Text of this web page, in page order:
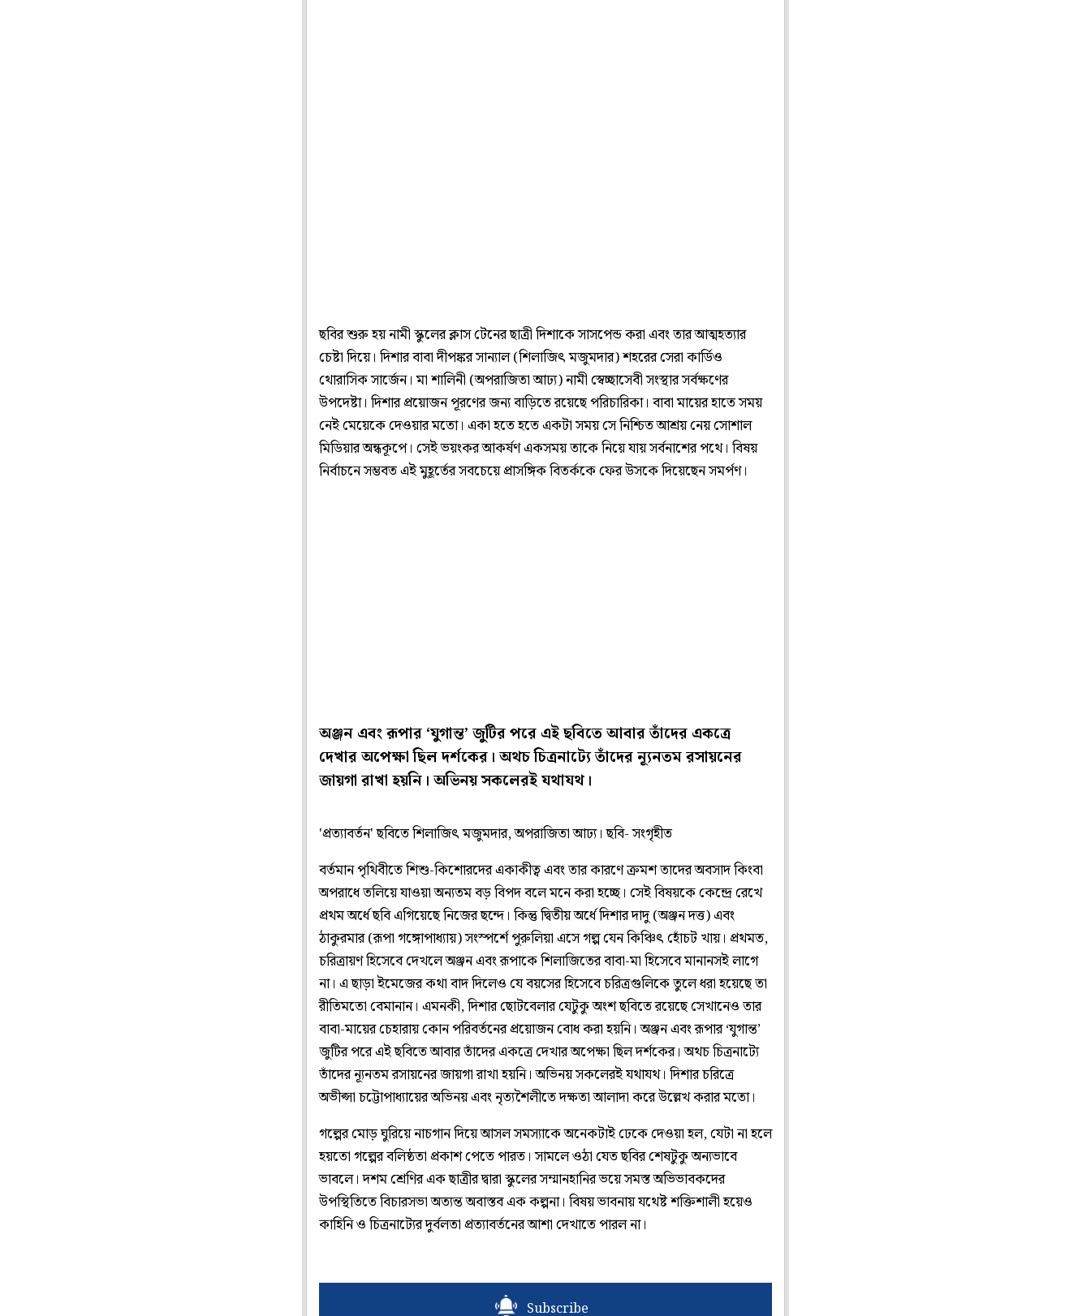
ছবির শুরু হয় নামী স্কুলের ক্লাস টেনের ছাত্রী দিশাকে সাসপেন্ড করা এবং তার আত্মহত্যার
চেষ্টা দিয়ে। দিশার বাবা দীপঙ্কর সান্যাল (শিলাজিৎ মজুমদার) শহরের সেরা কার্ডিও
থোরাসিক সার্জেন। মা শালিনী (অপরাজিতা আঢ্য) নামী স্বেচ্ছাসেবী সংস্থার সর্বক্ষণের
উপদেষ্টা। দিশার প্রয়োজন পূরণের জন্য বাড়িতে রয়েছে পরিচারিকা। বাবা মায়ের হাতে সময়
নেই মেয়েকে দেওয়ার মতো। একা হতে হতে একটা সময় সে নিশ্চিত আশ্রয় নেয় সোশাল
মিডিয়ার অন্ধকূপে। সেই ভয়ংকর আকর্ষণ একসময় তাকে নিয়ে যায় সর্বনাশের পথে। বিষয়
নির্বাচনে সম্ভবত এই মুহূর্তের সবচেয়ে প্রাসঙ্গিক বিতর্ককে ফের উসকে দিয়েছেন সমর্পণ।
অঞ্জন এবং রূপার ‘যুগান্ত’ জুটির পরে এই ছবিতে আবার তাঁদের একত্রে
দেখার অপেক্ষা ছিল দর্শকের। অথচ চিত্রনাট্যে তাঁদের ন্যূনতম রসায়নের
জায়গা রাখা হয়নি। অভিনয় সকলেরই যথাযথ।
'প্রত্যাবর্তন' ছবিতে শিলাজিৎ মজুমদার, অপরাজিতা আঢ্য। ছবি- সংগৃহীত
বর্তমান পৃথিবীতে শিশু-কিশোরদের একাকীত্ব এবং তার কারণে ক্রমশ তাদের অবসাদ কিংবা
অপরাধে তলিয়ে যাওয়া অন্যতম বড় বিপদ বলে মনে করা হচ্ছে। সেই বিষয়কে কেন্দ্রে রেখে
প্রথম অর্ধে ছবি এগিয়েছে নিজের ছন্দে। কিন্তু দ্বিতীয় অর্ধে দিশার দাদু (অঞ্জন দত্ত) এবং
ঠাকুরমার (রূপা গঙ্গোপাধ্যায়) সংস্পর্শে পুরুলিয়া এসে গল্প যেন কিঞ্চিৎ হোঁচট খায়। প্রথমত,
চরিত্রায়ণ হিসেবে দেখলে অঞ্জন এবং রূপাকে শিলাজিতের বাবা-মা হিসেবে মানানসই লাগে
না। এ ছাড়া ইমেজের কথা বাদ দিলেও যে বয়সের হিসেবে চরিত্রগুলিকে তুলে ধরা হয়েছে তা
রীতিমতো বেমানান। এমনকী, দিশার ছোটবেলার যেটুকু অংশ ছবিতে রয়েছে সেখানেও তার
বাবা-মায়ের চেহারায় কোন পরিবর্তনের প্রয়োজন বোধ করা হয়নি। অঞ্জন এবং রূপার ‘যুগান্ত’
জুটির পরে এই ছবিতে আবার তাঁদের একত্রে দেখার অপেক্ষা ছিল দর্শকের। অথচ চিত্রনাট্যে
তাঁদের ন্যূনতম রসায়নের জায়গা রাখা হয়নি। অভিনয় সকলেরই যথাযথ। দিশার চরিত্রে
অভীপ্সা চট্টোপাধ্যায়ের অভিনয় এবং নৃত্যশৈলীতে দক্ষতা আলাদা করে উল্লেখ করার মতো।
গল্পের মোড় ঘুরিয়ে নাচগান দিয়ে আসল সমস্যাকে অনেকটাই ঢেকে দেওয়া হল, যেটা না হলে
হয়তো গল্পের বলিষ্ঠতা প্রকাশ পেতে পারত। সামলে ওঠা যেত ছবির শেষটুকু অন্যভাবে
ভাবলে। দশম শ্রেণির এক ছাত্রীর দ্বারা স্কুলের সম্মানহানির ভয়ে সমস্ত অভিভাবকদের
উপস্থিতিতে বিচারসভা অত্যন্ত অবাস্তব এক কল্পনা। বিষয় ভাবনায় যথেষ্ট শক্তিশালী হয়েও
কাহিনি ও চিত্রনাট্যের দুর্বলতা প্রত্যাবর্তনের আশা দেখাতে পারল না।
Subscribe